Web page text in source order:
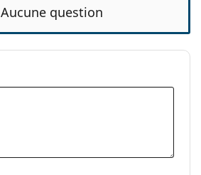
Aucune question